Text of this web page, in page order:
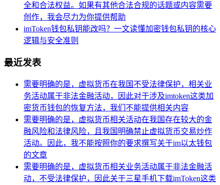
全和合法权益。如果有其他合法合规的话题或内容需要
创作，我会尽力为你提供帮助
imToken钱包私钥能改吗？一文读懂加密钱包私钥的核心
逻辑与安全准则
最近发表
需要明确的是，虚拟货币在我国不受法律保护，相关业
务活动属于非法金融活动，因此对于涉及imtoken这类加
密货币钱包的恢复方法，我们不能提供相关内容
需要明确的是，虚拟货币相关活动在我国存在较大的金
融风险和法律风险，且我国明确禁止虚拟货币交易炒作
活动。因此，我不能按照你的要求撰写关于im以太钱包
的文章
需要明确的是，虚拟货币相关业务活动属于非法金融活
动，不受法律保护，因此关于三星手机下载imToken这类